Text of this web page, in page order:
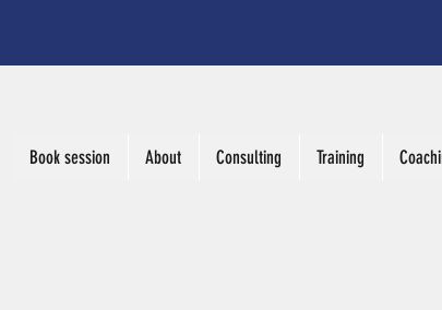
Book session About Consulting Training